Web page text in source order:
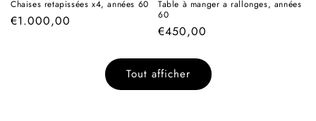
Chaises retapissées x4, années 60
Prix
€1.000,00
Table à manger a rallonges, années
60
Prix
€450,00
Tout afficher